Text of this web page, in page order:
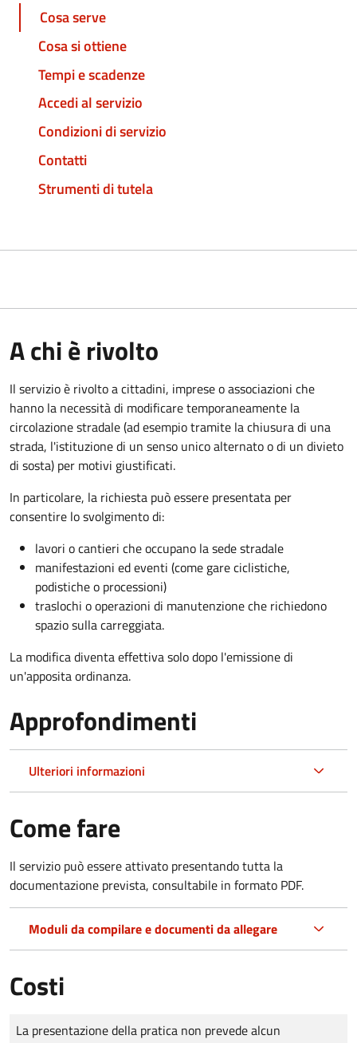
Cosa serve
Cosa si ottiene
Tempi e scadenze
Accedi al servizio
Condizioni di servizio
Contatti
Strumenti di tutela
A chi è rivolto
Il servizio è rivolto a cittadini, imprese o associazioni che
hanno la necessità di modificare temporaneamente la
circolazione stradale (ad esempio tramite la chiusura di una
strada, l'istituzione di un senso unico alternato o di un divieto
di sosta) per motivi giustificati.
In particolare, la richiesta può essere presentata per
consentire lo svolgimento di:
lavori o cantieri che occupano la sede stradale
manifestazioni ed eventi (come gare ciclistiche,
podistiche o processioni)
traslochi o operazioni di manutenzione che richiedono
spazio sulla carreggiata.
La modifica diventa effettiva solo dopo l'emissione di
un'apposita ordinanza.
Approfondimenti
Ulteriori informazioni
Come fare
Il servizio può essere attivato presentando tutta la
documentazione prevista, consultabile in formato PDF.
Moduli da compilare e documenti da allegare
Costi
Tipo di pagamento
Importo
La presentazione della pratica non prevede alcun